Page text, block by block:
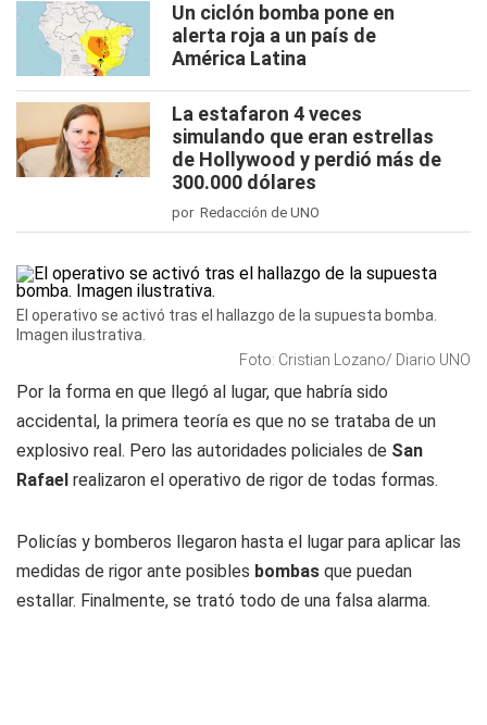
Un ciclón bomba pone en
alerta roja a un país de
América Latina
La estafaron 4 veces
simulando que eran estrellas
de Hollywood y perdió más de
300.000 dólares
por Redacción de UNO
El operativo se activó tras el hallazgo de la supuesta bomba.
Imagen ilustrativa.
Foto: Cristian Lozano/ Diario UNO
Por la forma en que llegó al lugar, que habría sido
accidental, la primera teoría es que no se trataba de un
explosivo real. Pero las autoridades policiales de San
Rafael realizaron el operativo de rigor de todas formas.
Policías y bomberos llegaron hasta el lugar para aplicar las
medidas de rigor ante posibles bombas que puedan
estallar. Finalmente, se trató todo de una falsa alarma.